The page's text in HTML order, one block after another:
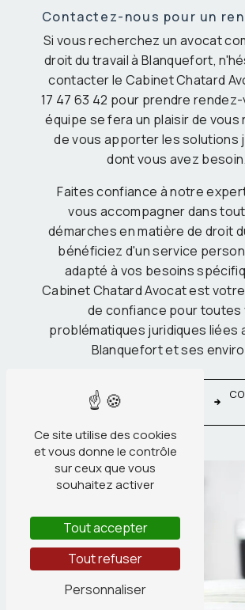
Contactez-nous pour un
Si vous recherchez un avocat
droit du travail à Blanquefort,
contacter le Cabinet Chatard
17 47 63 42 pour prendre
équipe se fera un plaisir de
de vous apporter les solutions
dont vous avez besoin.
Faites confiance à notre
vous accompagner dans
démarches en matière de droit
bénéficiez d'un service
adapté à vos besoins
Cabinet Chatard Avocat est
de confiance pour toutes
problématiques juridiques liées
Blanquefort et ses
SAVOIR
Ce site utilise des cookies
et vous donne le contrôle
sur ceux que vous
souhaitez activer
Tout accepter
Tout refuser
Personnaliser